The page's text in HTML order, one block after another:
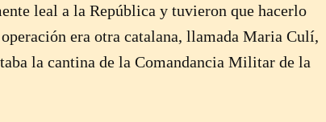
leal a la República y tuvieron que hacerlo
era otra catalana, llamada Maria Culí,
la cantina de la Comandancia Militar de la